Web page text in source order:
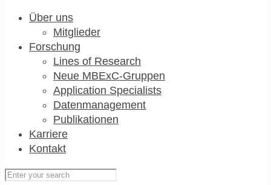
Über uns
Mitglieder
Forschung
Lines of Research
Neue MBExC-Gruppen
Application Specialists
Datenmanagement
Publikationen
Karriere
Kontakt